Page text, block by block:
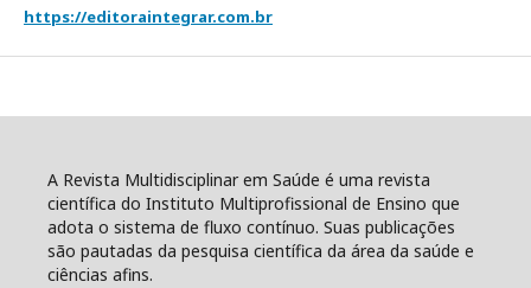
https://editoraintegrar.com.br
A Revista Multidisciplinar em Saúde é uma revista
científica do Instituto Multiprofissional de Ensino que
adota o sistema de fluxo contínuo. Suas publicações
são pautadas da pesquisa científica da área da saúde e
ciências afins.